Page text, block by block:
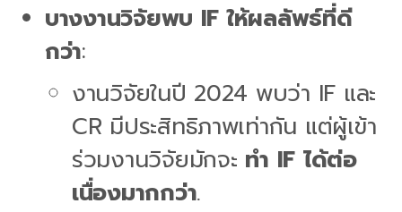
บางงานวิจัยพบ IF ให้ผลลัพธ์ที่ดี
กว่า:
งานวิจัยในปี 2024 พบว่า IF และ
CR มีประสิทธิภาพเท่ากัน แต่ผู้เข้า
ร่วมงานวิจัยมักจะ ทำ IF ได้ต่อ
เนื่องมากกว่า.